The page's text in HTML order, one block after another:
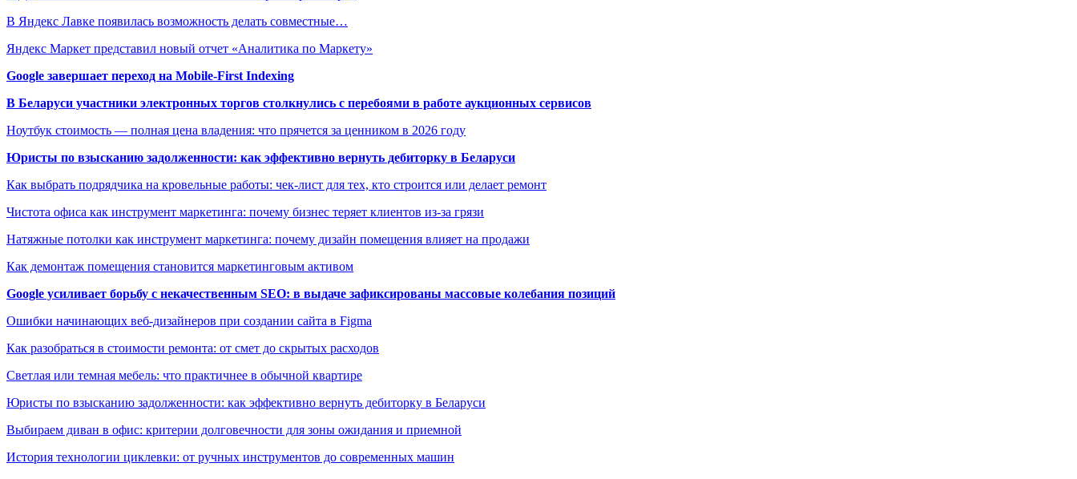
В Яндекс Лавке появилась возможность делать совместные…
Яндекс Маркет представил новый отчет «Аналитика по Маркету»
Google завершает переход на Mobile-First Indexing
В Беларуси участники электронных торгов столкнулись с перебоями в работе аукционных сервисов
Ноутбук стоимость — полная цена владения: что прячется за ценником в 2026 году
Юристы по взысканию задолженности: как эффективно вернуть дебиторку в Беларуси
Как выбрать подрядчика на кровельные работы: чек-лист для тех, кто строится или делает ремонт
Чистота офиса как инструмент маркетинга: почему бизнес теряет клиентов из-за грязи
Натяжные потолки как инструмент маркетинга: почему дизайн помещения влияет на продажи
Как демонтаж помещения становится маркетинговым активом
Google усиливает борьбу с некачественным SEO: в выдаче зафиксированы массовые колебания позиций
Ошибки начинающих веб-дизайнеров при создании сайта в Figma
Как разобраться в стоимости ремонта: от смет до скрытых расходов
Светлая или темная мебель: что практичнее в обычной квартире
Юристы по взысканию задолженности: как эффективно вернуть дебиторку в Беларуси
Выбираем диван в офис: критерии долговечности для зоны ожидания и приемной
История технологии циклевки: от ручных инструментов до современных машин